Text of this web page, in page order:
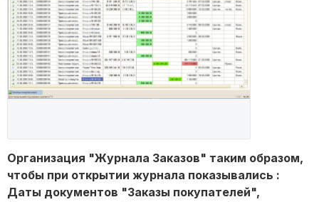
Организация "Журнала Заказов" таким образом,
чтобы при открытии журнала показывались :
Даты документов "Заказы покупателей",